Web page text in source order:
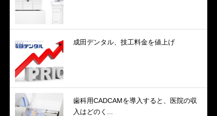
成田デンタル、技工料金を値上げ
歯科用CADCAMを導入すると、医院の収
入はどのく...